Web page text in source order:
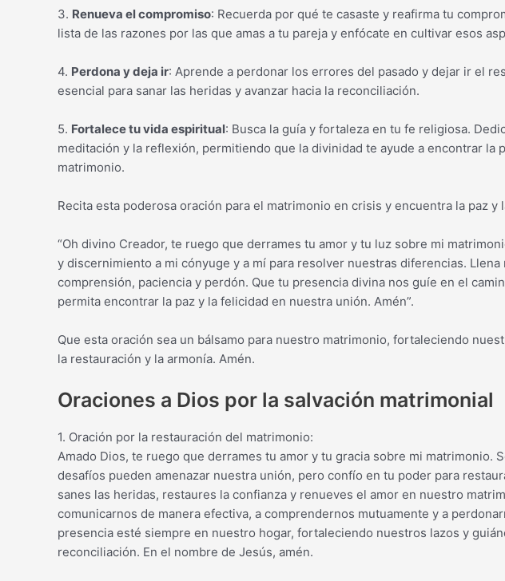
3. Renueva el compromiso: Recuerda por qué te casaste y reafirma tu
lista de las razones por las que amas a tu pareja y enfócate en cultivar esos
4. Perdona y deja ir: Aprende a perdonar los errores del pasado y dejar ir el
esencial para sanar las heridas y avanzar hacia la reconciliación.
5. Fortalece tu vida espiritual: Busca la guía y fortaleza en tu fe religiosa.
meditación y la reflexión, permitiendo que la divinidad te ayude a encontrar la
matrimonio.
Recita esta poderosa oración para el matrimonio en crisis y encuentra la paz y
“Oh divino Creador, te ruego que derrames tu amor y tu luz sobre mi
y discernimiento a mi cónyuge y a mí para resolver nuestras diferencias.
comprensión, paciencia y perdón. Que tu presencia divina nos guíe en el
permita encontrar la paz y la felicidad en nuestra unión. Amén”.
Que esta oración sea un bálsamo para nuestro matrimonio, fortaleciendo
la restauración y la armonía. Amén.
Oraciones a Dios por la salvación matrimonial
1. Oración por la restauración del matrimonio:
Amado Dios, te ruego que derrames tu amor y tu gracia sobre mi matrimonio.
desafíos pueden amenazar nuestra unión, pero confío en tu poder para
sanes las heridas, restaures la confianza y renueves el amor en nuestro
comunicarnos de manera efectiva, a comprendernos mutuamente y a
presencia esté siempre en nuestro hogar, fortaleciendo nuestros lazos y
reconciliación. En el nombre de Jesús, amén.